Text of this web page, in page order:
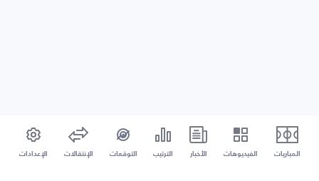
المباريات الفيديوهات الأخبار الترتيب التوقعات الإنتقالات الإعدادات